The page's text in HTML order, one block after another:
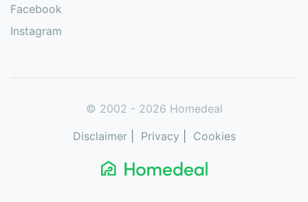
Facebook
Instagram
© 2002 - 2026 Homedeal
Disclaimer| Privacy Cookies